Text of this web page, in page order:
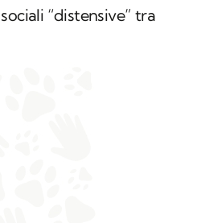
“distensive” tra